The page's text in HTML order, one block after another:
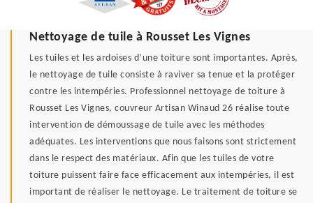
Nettoyage de tuile à Rousset Les Vignes
Les tuiles et les ardoises d’une toiture sont importantes. Après,
le nettoyage de tuile consiste à raviver sa tenue et la protéger
contre les intempéries. Professionnel nettoyage de toiture à
Rousset Les Vignes, couvreur Artisan Winaud 26 réalise toute
intervention de démoussage de tuile avec les méthodes
adéquates. Les interventions que nous faisons sont strictement
dans le respect des matériaux. Afin que les tuiles de votre
toiture puissent faire face efficacement aux intempéries, il est
important de réaliser le nettoyage. Le traitement de toiture se